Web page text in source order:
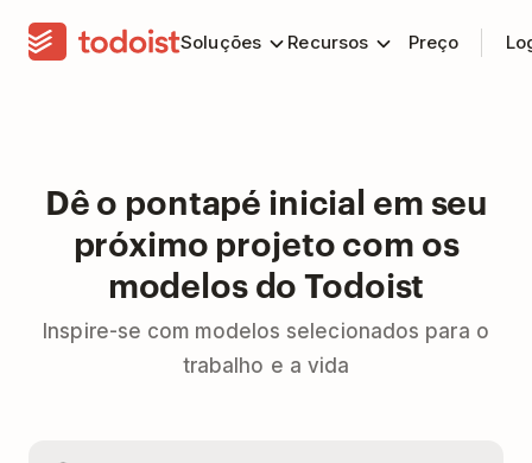
Soluções Recursos Preço
Dê o pontapé inicial em seu
próximo projeto com os
modelos do Todoist
Inspire-se com modelos selecionados para o
trabalho e a vida